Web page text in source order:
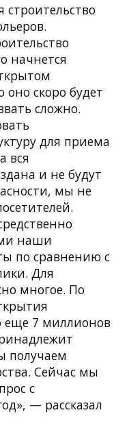
начнется
оно скоро будет
сложно.
для приема
вся
и не будут
мы не
наши
по сравнению с
Для
многое. По
еще 7 миллионов
получаем
Сейчас мы
с
— рассказал